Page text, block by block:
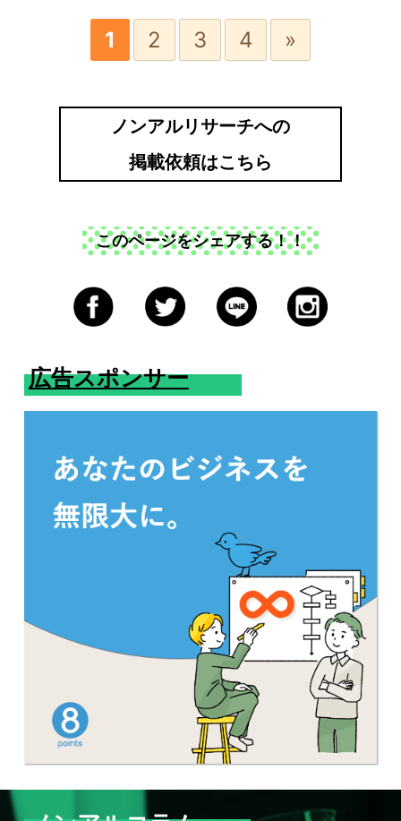
1 2 3 4 »
ノンアルリサーチへの
掲載依頼はこちら
このページをシェアする！！
広告スポンサー